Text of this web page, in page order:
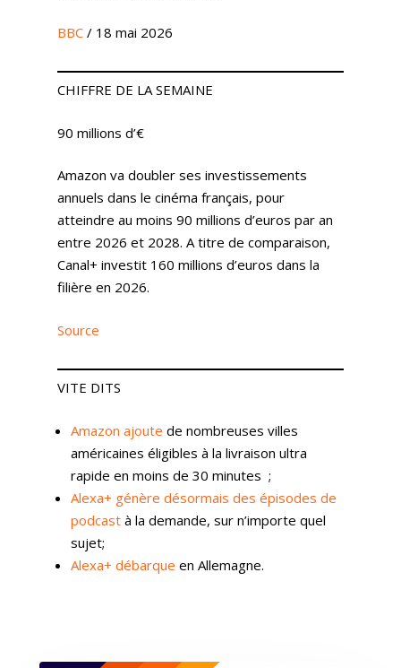
BBC / 18 mai 2026
CHIFFRE DE LA SEMAINE
90 millions d’€
Amazon va doubler ses investissements
annuels dans le cinéma français, pour
atteindre au moins 90 millions d’euros par an
entre 2026 et 2028. A titre de comparaison,
Canal+ investit 160 millions d’euros dans la
filière en 2026.
Source
VITE DITS
Amazon ajoute de nombreuses villes
américaines éligibles à la livraison ultra
rapide en moins de 30 minutes ;
Alexa+ génère désormais des épisodes de
podcast à la demande, sur n’importe quel
sujet;
Alexa+ débarque en Allemagne.